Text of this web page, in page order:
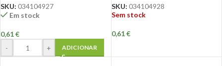
SKU: 034104927
Em stock
0,61€
-
+ ADICIONAR
SKU: 034104928
Sem stock
0,61€